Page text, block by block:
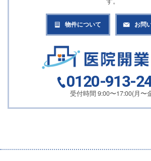
物件について お問
0120-913-
受付時間 9:00〜17:00(月〜